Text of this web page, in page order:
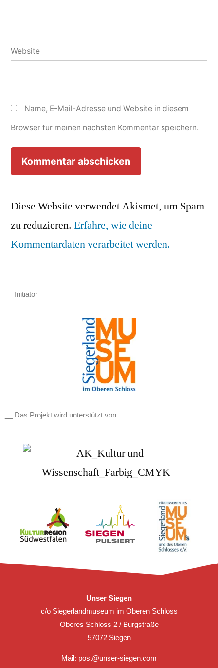
Website
Name, E-Mail-Adresse und Website in diesem
Browser für meinen nächsten Kommentar speichern.
Diese Website verwendet Akismet, um Spam
zu reduzieren. Erfahre, wie deine
Kommentardaten verarbeitet werden.
__ Initiator
__ Das Projekt wird unterstützt von
Unser Siegen
c/o Siegerlandmuseum im Oberen Schloss
Oberes Schloss 2 / Burgstraße
57072 Siegen
Mail: post@unser-siegen.com